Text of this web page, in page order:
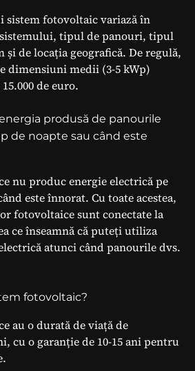
sistem fotovoltaic variază în
tipul de panouri, tipul
de locația geografică. De regulă,
dimensiuni medii (3-5 kWp)
de euro.
produsă de panourile
de noapte sau când este
nu produc energie electrică pe
este înnorat. Cu toate acestea,
fotovoltaice sunt conectate la
ce înseamnă că puteți utiliza
atunci când panourile dvs.
fotovoltaic?
au o durată de viață de
cu o garanție de 10-15 ani pentru